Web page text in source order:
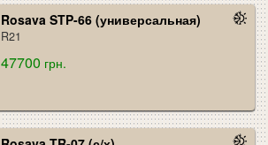
Rosava STP-66 (универсальная)
R21
47700 грн.